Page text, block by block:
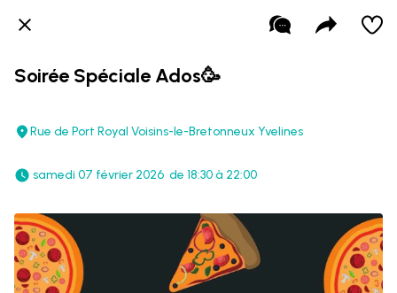
Soirée Spéciale Ados🥳
Rue de Port Royal Voisins-le-Bretonneux Yvelines
samedi 07 février 2026  de 18:30 à 22:00